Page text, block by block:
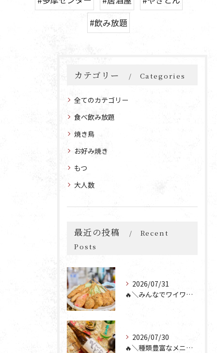
#飲み放題
カテゴリー Categories
全てのカテゴリー
食べ飲み放題
焼き鳥
お好み焼き
もつ
大人数
最近の投稿
Recent
Posts
2026/07/31
🔥＼みんなでワイワイ楽しもう🎉／🔥
2026/07/30
🔥＼種類豊富なメニュー！／🔥